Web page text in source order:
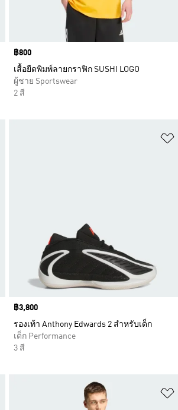
Price
฿800
เสื้อยืดพิมพ์ลายกราฟิก SUSHI LOGO
ผู้ชาย Sportswear
2 สี
Price
฿3,800
รองเท้า Anthony Edwards 2 สำหรับเด็ก
เด็ก Performance
3 สี
เพิ่มไปยังรายการสินค้าโปรด